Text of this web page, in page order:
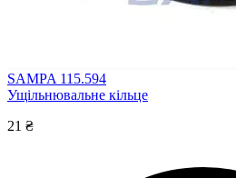
SAMPA 115.594
Ущільнювальне кільце
21 ₴